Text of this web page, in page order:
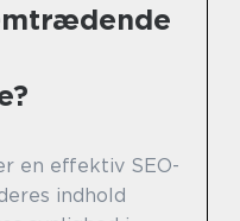
en effektiv SEO-
indhold